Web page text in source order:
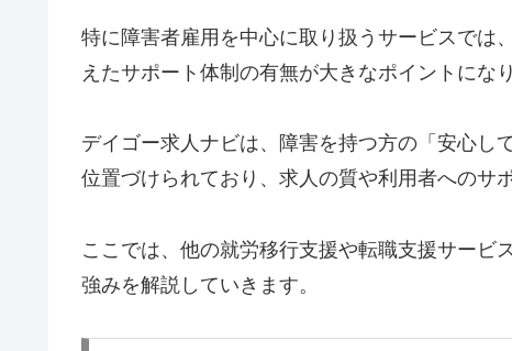
特に障害者雇用を中心に取り扱うサービスでは
えたサポート体制の有無が大きなポイントになり
デイゴー求人ナビは、障害を持つ方の「安心し
位置づけられており、求人の質や利用者へのサ
ここでは、他の就労移行支援や転職支援サービ
強みを解説していきます。